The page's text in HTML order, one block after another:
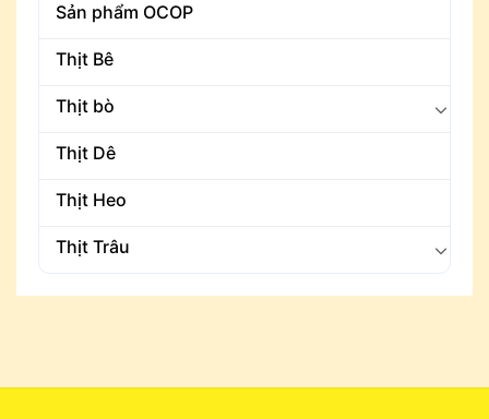
Sản phẩm OCOP
Thịt Bê
Thịt bò
Thịt Dê
Thịt Heo
Thịt Trâu